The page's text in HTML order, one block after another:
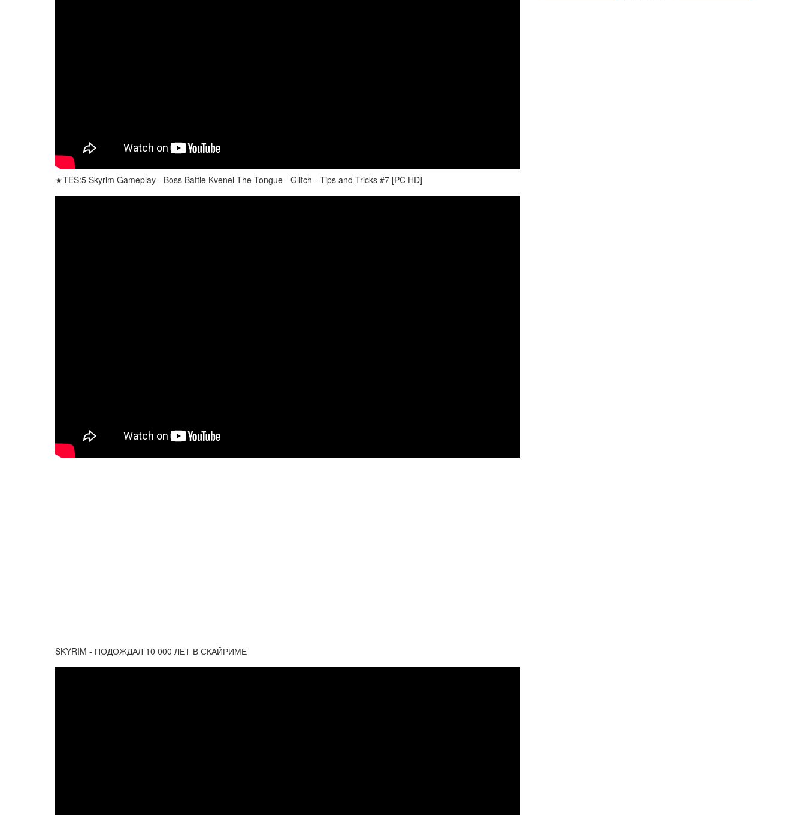
★TES:5 Skyrim Gameplay - Boss Battle Kvenel The Tongue - Glitch - Tips and Tricks #7 [PC HD]
SKYRIM - ПОДОЖДАЛ 10 000 ЛЕТ В СКАЙРИМЕ